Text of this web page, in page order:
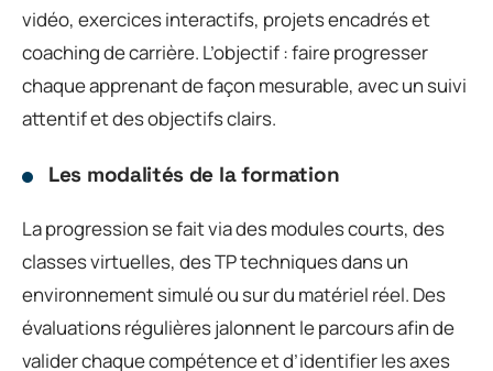
vidéo, exercices interactifs, projets encadrés et
coaching de carrière. L’objectif : faire progresser
chaque apprenant de façon mesurable, avec un suivi
attentif et des objectifs clairs.
Les modalités de la formation
La progression se fait via des modules courts, des
classes virtuelles, des TP techniques dans un
environnement simulé ou sur du matériel réel. Des
évaluations régulières jalonnent le parcours afin de
valider chaque compétence et d’identifier les axes